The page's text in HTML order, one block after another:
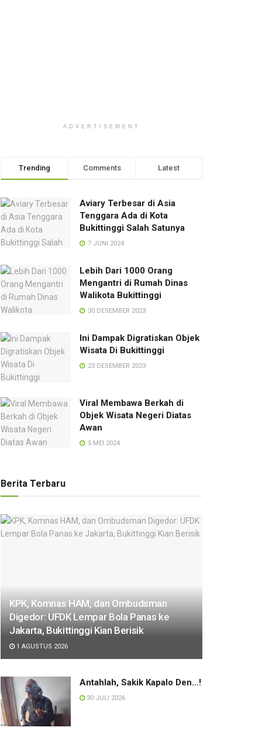
ADVERTISEMENT
Trending Comments Latest
Aviary Terbesar di Asia
Tenggara Ada di Kota
Bukittinggi Salah Satunya
7 JUNI 2024
Lebih Dari 1000 Orang
Mengantri di Rumah Dinas
Walikota Bukittinggi
30 DESEMBER 2023
Ini Dampak Digratiskan Objek
Wisata Di Bukittinggi
23 DESEMBER 2023
Viral Membawa Berkah di
Objek Wisata Negeri Diatas
Awan
5 MEI 2024
Berita Terbaru
KPK, Komnas HAM, dan Ombudsman
Digedor: UFDK Lempar Bola Panas ke
Jakarta, Bukittinggi Kian Berisik
1 AGUSTUS 2026
Antahlah, Sakik Kapalo Den…!
30 JULI 2026